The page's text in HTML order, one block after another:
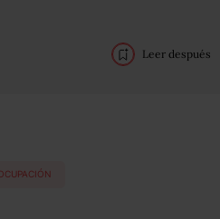
Leer después